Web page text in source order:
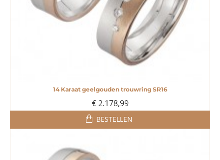
14 Karaat geelgouden trouwring SR16
€ 2.178,99
BESTELLEN